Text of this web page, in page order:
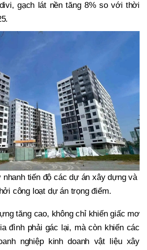
gạch lát nền tăng 8% so với thời
nhanh tiến độ các dự án xây dựng và
công loạt dự án trọng điểm.
tăng cao, không chỉ khiến giấc mơ
đình phải gác lại, mà còn khiến các
nghiệp kinh doanh vật liệu xây